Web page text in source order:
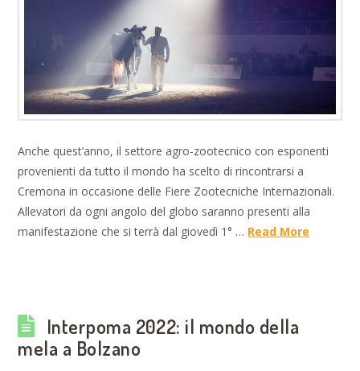
Anche quest’anno, il settore agro-zootecnico con esponenti
provenienti da tutto il mondo ha scelto di rincontrarsi a
Cremona in occasione delle Fiere Zootecniche Internazionali.
Allevatori da ogni angolo del globo saranno presenti alla
manifestazione che si terrà dal giovedì 1° … Read More
Interpoma 2022: il mondo della
mela a Bolzano